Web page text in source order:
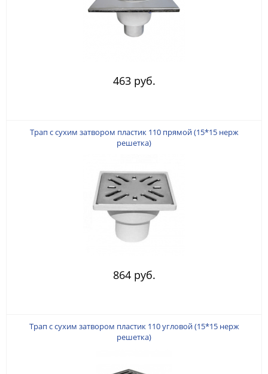
463 руб.
Трап с сухим затвором пластик 110 прямой (15*15 нерж
решетка)
864 руб.
Трап с сухим затвором пластик 110 угловой (15*15 нерж
решетка)